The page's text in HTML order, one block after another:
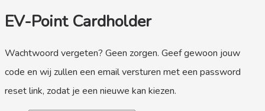
EV-Point Cardholder
Wachtwoord vergeten? Geen zorgen. Geef gewoon jouw
code en wij zullen een email versturen met een password
reset link, zodat je een nieuwe kan kiezen.